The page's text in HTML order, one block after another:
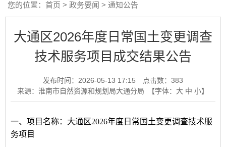
您的位置： 首页 > 政务要闻 > 通知公告
大通区2026年度日常国土变更调查
技术服务项目成交结果公告
发布时间：2026-05-13 17:15 点击数： 383
来源：淮南市自然资源和规划局大通分局
【字体： 大 中 小】
一、 项目名称： 大通区2026年度日常国土变更调查技术服
务项目